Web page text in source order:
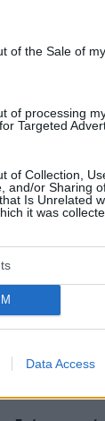
to Google and
specified
of the Sale of my
of processing
Targeted
of Collection,
and/or Sharing
Is Unrelated
it was
Data Access
ξανά
τη γάτα σας
του Χάντερ
στα οστά -
κάθε 15 λεπτά
μέλος της